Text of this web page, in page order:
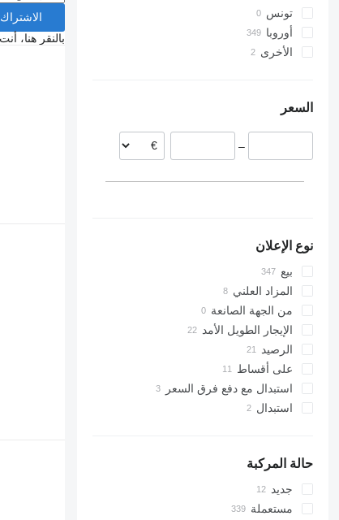
تونس
أوروبا
بولندا
المجر
إيطاليا
الأخرى
السعر
–
نوع الإعلان
بيع
المزاد العلني
من الجهة الصانعة
الإيجار الطويل الأمد
الرصيد
على أقساط
استبدال مع دفع فرق السعر
استبدال
حالة المركبة
جديد
مستعملة
الاشتراك
بالنقر هنا،